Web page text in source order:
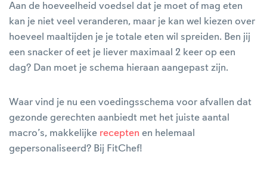
Aan de hoeveelheid voedsel dat je moet of mag eten
kan je niet veel veranderen, maar je kan wel kiezen over
hoeveel maaltijden je je totale eten wil spreiden. Ben jij
een snacker of eet je liever maximaal 2 keer op een
dag? Dan moet je schema hieraan aangepast zijn.
Waar vind je nu een voedingsschema voor afvallen dat
gezonde gerechten aanbiedt met het juiste aantal
macro’s, makkelijke recepten en helemaal
gepersonaliseerd? Bij FitChef!